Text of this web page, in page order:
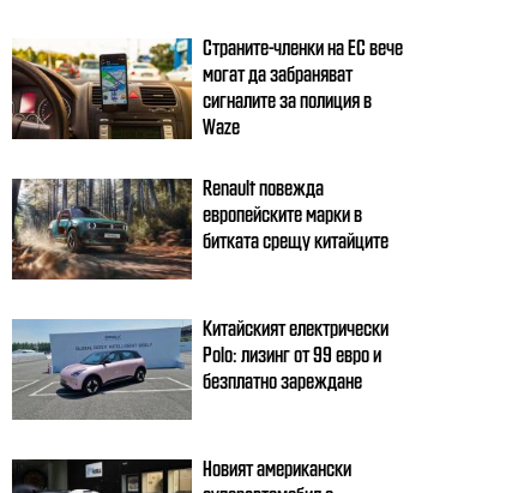
Страните-членки на ЕС вече
могат да забраняват
сигналите за полиция в
Waze
Renault повежда
европейските марки в
битката срещу китайците
Китайският електрически
Polo: лизинг от 99 евро и
безплатно зареждане
Новият американски